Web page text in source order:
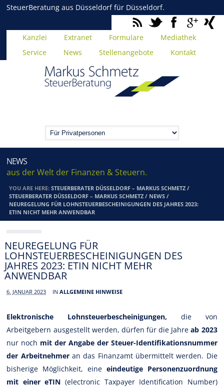
SteuerBeratung aus Düsseldorf für Düsseldorf.
Kanzlei Extranet Formulare
Mediathek
Service
News Stellenangebote Kontakt
NEWS
aus der Welt der Finanzen & Steuern.
YOU ARE HERE:STEUERBERATER DÜSSELDORF – MARKUS SCHMETZ /
STEUERBERATER DÜSSELDORF – MARKUS SCHMETZ / NEWS /
NEUREGELUNG FÜR LOHNSTEUERBESCHEINIGUNGEN DES JAHRES 2023:
ETIN NICHT MEHR ANWENDBAR
NEUREGELUNG FÜR
LOHNSTEUERBESCHEINIGUNGEN DES
JAHRES 2023: ETIN NICHT MEHR
ANWENDBAR
6. JANUAR 2023 INALLGEMEINE HINWEISE
Elektronische Lohnsteuerbescheinigungen, die von
Arbeitgebern ausgestellt werden, dürfen für die Jahreab 2023
nur noch mit der Angabe der Steuer-Identifikationsnummer
der Arbeitnehmeran das Finanzamt übermittelt werden. Die
bisherige Möglichkeit, eine eindeutige Personenzuordnung
mit einer eTIN (electronic Taxpayer Identification Number)